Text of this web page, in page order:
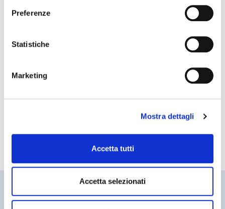
Preferenze
Statistiche
Marketing
Mostra dettagli
Accetta tutti
Accetta selezionati